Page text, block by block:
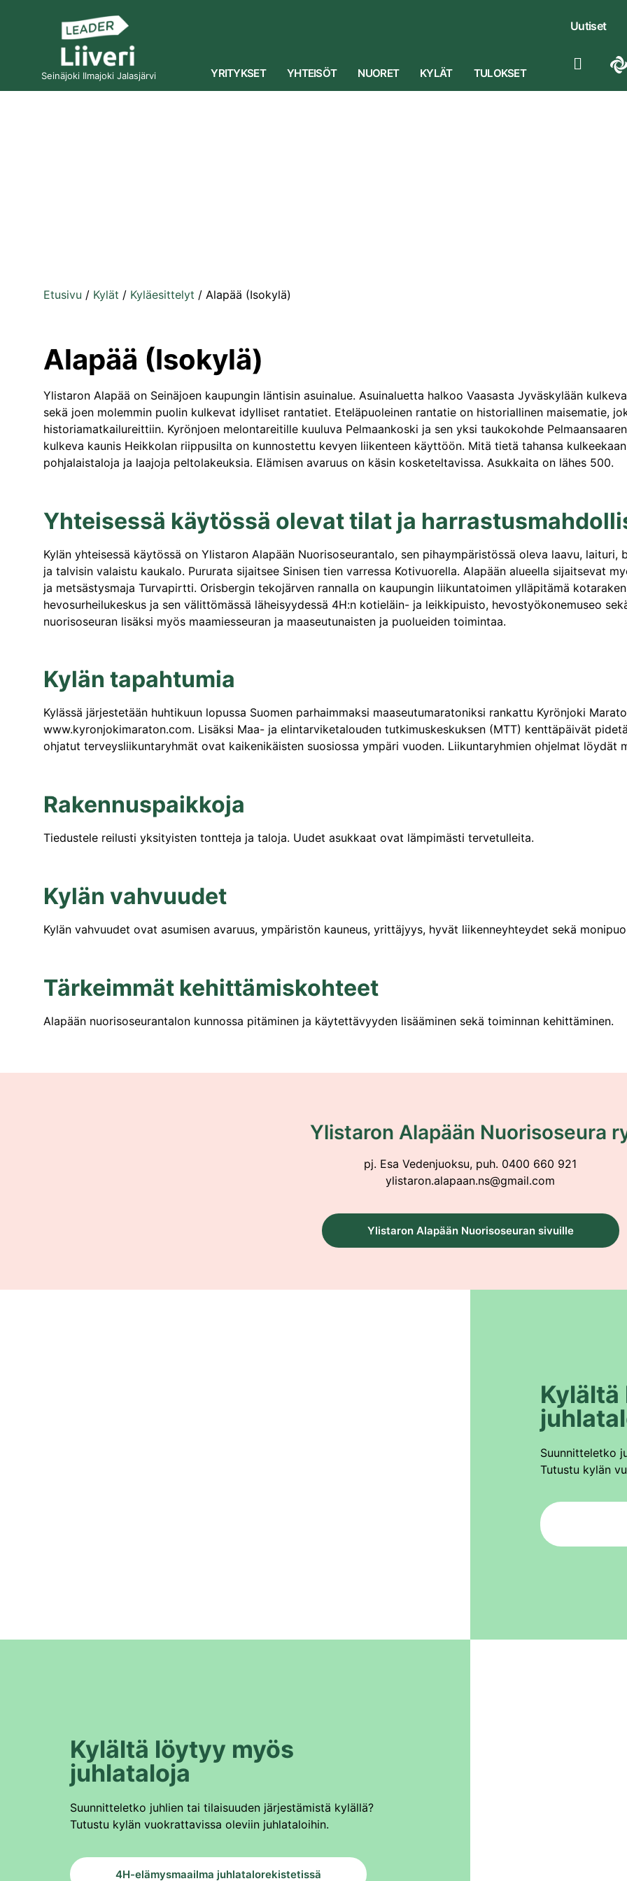
Seinäjoki Ilmajoki Jalasjärvi YRITYKSET YHTEISÖT NUORET KYLÄT TULOKSET
Uutiset
Etusivu / Kylät / Kyläesittelyt / Alapää (Isokylä)
Alapää (Isokylä)
Ylistaron Alapää on Seinäjoen kaupungin läntisin asuinalue. Asuinaluetta halkoo Vaasasta Jyväskylään
sekä joen molemmin puolin kulkevat idylliset rantatiet. Eteläpuoleinen rantatie on historiallinen maisematie,
historiamatkailureittiin. Kyrönjoen melontareitille kuuluva Pelmaankoski ja sen yksi taukokohde
kulkeva kaunis Heikkolan riippusilta on kunnostettu kevyen liikenteen käyttöön. Mitä tietä tahansa
pohjalaistaloja ja laajoja peltolakeuksia. Elämisen avaruus on käsin kosketeltavissa. Asukkaita on lähes 500.
Yhteisessä käytössä olevat tilat ja
Kylän yhteisessä käytössä on Ylistaron Alapään Nuorisoseurantalo, sen pihaympäristössä oleva laavu,
ja talvisin valaistu kaukalo. Pururata sijaitsee Sinisen tien varressa Kotivuorella. Alapään alueella sijaitsevat
ja metsästysmaja Turvapirtti. Orisbergin tekojärven rannalla on kaupungin liikuntatoimen ylläpitämä
hevosurheilukeskus ja sen välittömässä läheisyydessä 4H:n kotieläin- ja leikkipuisto, hevostyökonemuseo
nuorisoseuran lisäksi myös maamiesseuran ja maaseutunaisten ja puolueiden toimintaa.
Kylän tapahtumia
Kylässä järjestetään huhtikuun lopussa Suomen parhaimmaksi maaseutumaratoniksi rankattu Kyrönjoki
www.kyronjokimaraton.com. Lisäksi Maa- ja elintarviketalouden tutkimuskeskuksen (MTT) kenttäpäivät
ohjatut terveysliikuntaryhmät ovat kaikenikäisten suosiossa ympäri vuoden. Liikuntaryhmien ohjelmat löydät
Rakennuspaikkoja
Tiedustele reilusti yksityisten tontteja ja taloja. Uudet asukkaat ovat lämpimästi tervetulleita.
Kylän vahvuudet
Kylän vahvuudet ovat asumisen avaruus, ympäristön kauneus, yrittäjyys, hyvät liikenneyhteydet sekä
Tärkeimmät kehittämiskohteet
Alapään nuorisoseurantalon kunnossa pitäminen ja käytettävyyden lisääminen sekä toiminnan kehittäminen.
Ylistaron Alapään Nuorisoseura
pj. Esa Vedenjuoksu, puh. 0400 660 921
ylistaron.alapaan.ns@gmail.com
Ylistaron Alapään Nuorisoseuran sivuille
Suunnitteletko
Tutustu kylän
Kylältä löytyy myös
juhlataloja
Suunnitteletko juhlien tai tilaisuuden järjestämistä kylällä?
Tutustu kylän vuokrattavissa oleviin juhlataloihin.
4H-elämysmaailma juhlatalorekistetissä